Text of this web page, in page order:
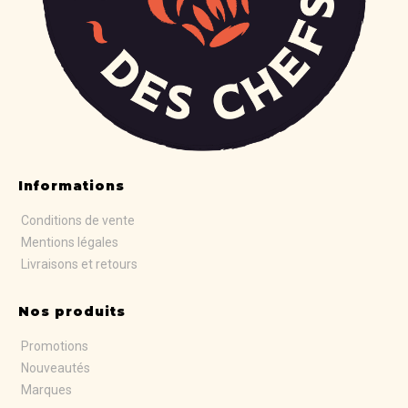
Informations
Conditions de vente
Mentions légales
Livraisons et retours
Nos produits
Promotions
Nouveautés
Marques